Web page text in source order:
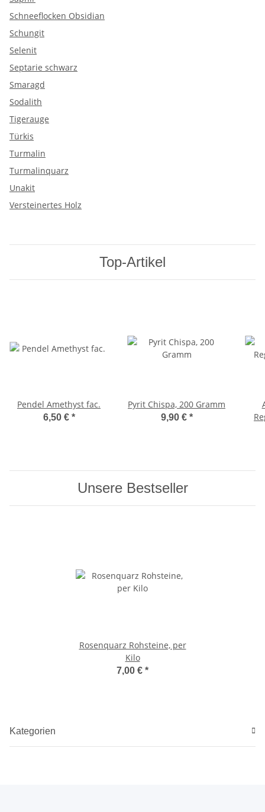
Schneeflocken Obsidian
Schungit
Selenit
Septarie schwarz
Smaragd
Sodalith
Tigerauge
Türkis
Turmalin
Turmalinquarz
Unakit
Versteinertes Holz
Top-Artikel
Pendel Amethyst fac.
6,50 € *
Pyrit Chispa, 200 Gramm
9,90 € *
Unsere Bestseller
Rosenquarz Rohsteine, per
Kilo
7,00 € *
Kategorien